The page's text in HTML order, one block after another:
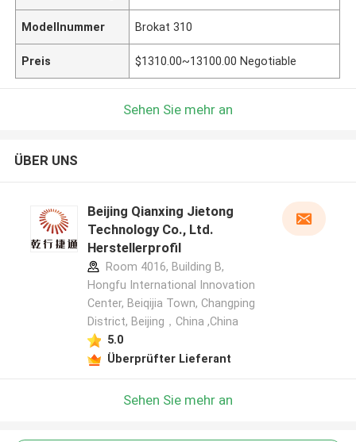
Modellnummer Brokat 310
Preis $1310.00~13100.00 Negotiable
Sehen Sie mehr an
ÜBER UNS
Beijing Qianxing Jietong
Technology Co., Ltd.
Herstellerprofil
Room 4016, Building B,
Hongfu International Innovation
Center, Beiqijia Town, Changping
District, Beijing，China ,China
5.0
Überprüfter Lieferant
Sehen Sie mehr an